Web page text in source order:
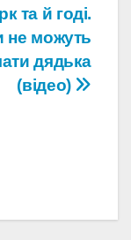
та й годі.
не можуть
дядька
(відео)